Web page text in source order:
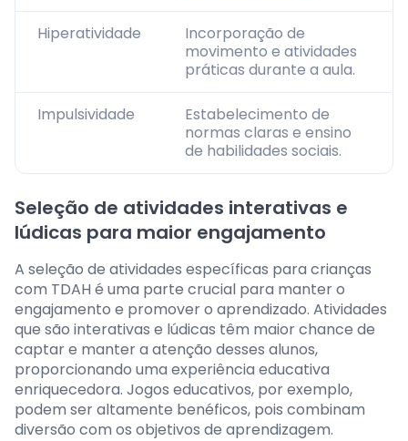
Hiperatividade
Incorporação de
movimento e atividades
práticas durante a aula.
Impulsividade
Estabelecimento de
normas claras e ensino
de habilidades sociais.
Seleção de atividades interativas e
lúdicas para maior engajamento
A seleção de atividades específicas para crianças
com TDAH é uma parte crucial para manter o
engajamento e promover o aprendizado. Atividades
que são interativas e lúdicas têm maior chance de
captar e manter a atenção desses alunos,
proporcionando uma experiência educativa
enriquecedora. Jogos educativos, por exemplo,
podem ser altamente benéficos, pois combinam
diversão com os objetivos de aprendizagem.